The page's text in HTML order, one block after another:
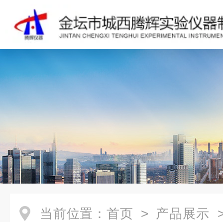
当前位置： 首页 > 产品展示